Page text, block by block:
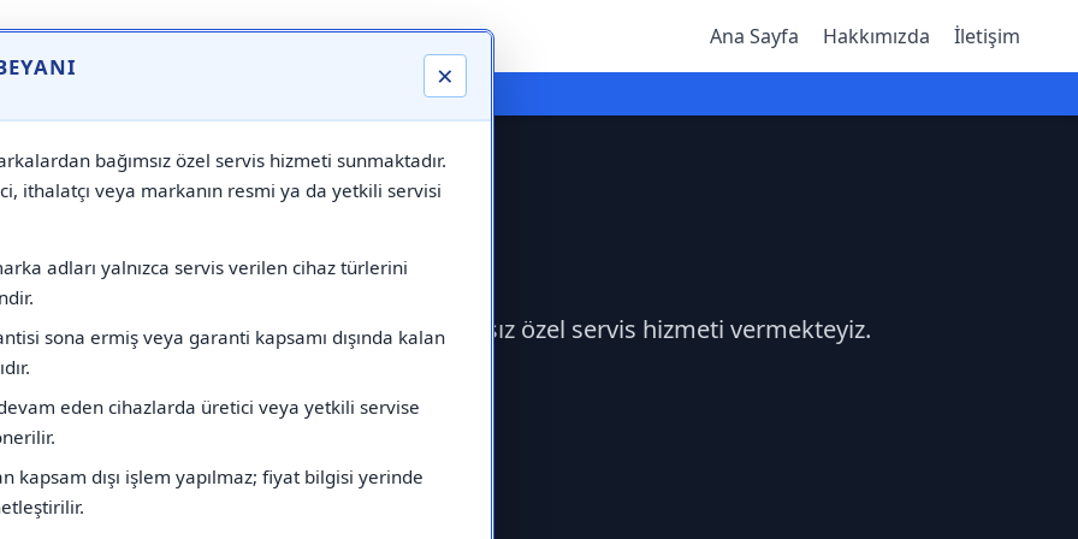
×
bağımsız özel servis hizmeti sunmaktadır.
ithalatçı veya markanın resmi ya da yetkili servisi
adları yalnızca servis verilen cihaz türlerini
sona ermiş veya garanti kapsamı dışında kalan
eden cihazlarda üretici veya yetkili servise
kapsam dışı işlem yapılmaz; fiyat bilgisi yerinde
Ana Sayfa Hakkımızda İletişim
⚠️ Markadan Bağımsız "Özel Servis" Hizmeti
Servisi çağırabilirsiniz.Markadan bağımsız özel servis hizmeti vermekteyiz.